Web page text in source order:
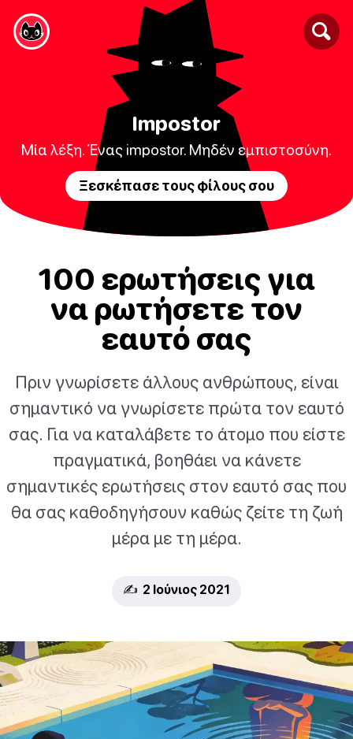
Impostor
Μία λέξη. Ένας impostor. Μηδέν εμπιστοσύνη.
Ξεσκέπασε τους φίλους σου
100 ερωτήσεις για
να ρωτήσετε τον
εαυτό σας
Πριν γνωρίσετε άλλους ανθρώπους, είναι
σημαντικό να γνωρίσετε πρώτα τον εαυτό
σας. Για να καταλάβετε το άτομο που είστε
πραγματικά, βοηθάει να κάνετε
σημαντικές ερωτήσεις στον εαυτό σας που
θα σας καθοδηγήσουν καθώς ζείτε τη ζωή
μέρα με τη μέρα.
✍️ 2 Ιούνιος 2021